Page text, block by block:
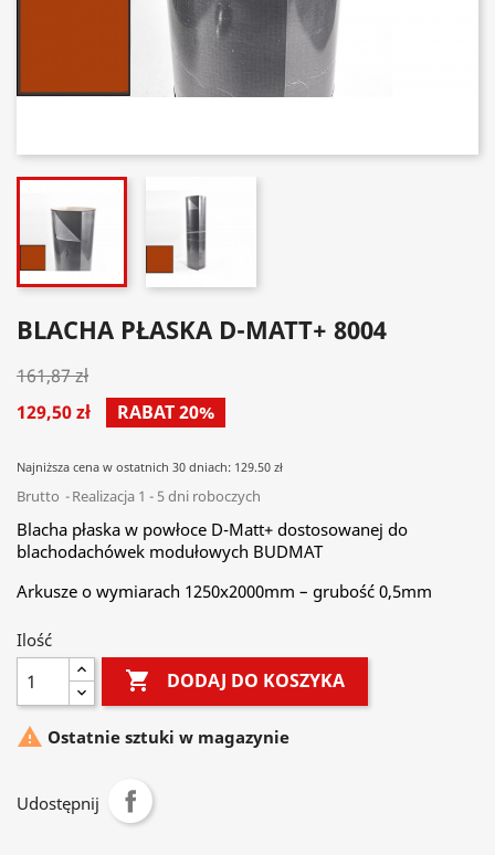
BLACHA PŁASKA D-MATT+ 8004
161,87 zł
129,50 zł
RABAT 20%
Najniższa cena w ostatnich 30 dniach: 129.50 zł
Brutto Realizacja 1 - 5 dni roboczych
Blacha płaska w powłoce D-Matt+ dostosowanej do
blachodachówek modułowych BUDMAT
Arkusze o wymiarach 1250x2000mm – grubość 0,5mm
Ilość
 DODAJ DO KOSZYKA
 Ostatnie sztuki w magazynie
Udostępnij